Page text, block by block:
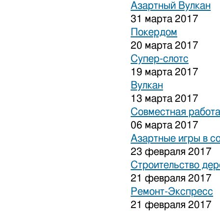
Азартный Вулкан
31 марта 2017
Покердом
20 марта 2017
Супер-слотс
19 марта 2017
Вулкан
13 марта 2017
Совместная
06 марта 2017
Азартные игры в
23 февраля 2017
Строительство
21 февраля 2017
Ремонт-Экспресс
21 февраля 2017